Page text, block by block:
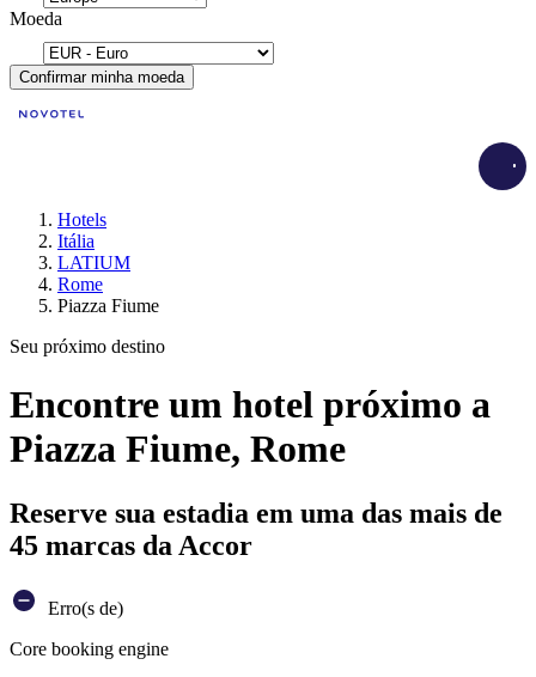
Moeda
Confirmar minha moeda
Hotels
Itália
LATIUM
Rome
Piazza Fiume
Seu próximo destino
Encontre um hotel próximo a
Piazza Fiume, Rome
Reserve sua estadia em uma das mais de
45 marcas da Accor
Erro(s de)
Core booking engine